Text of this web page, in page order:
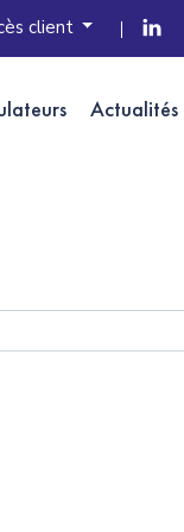
client
Actualités